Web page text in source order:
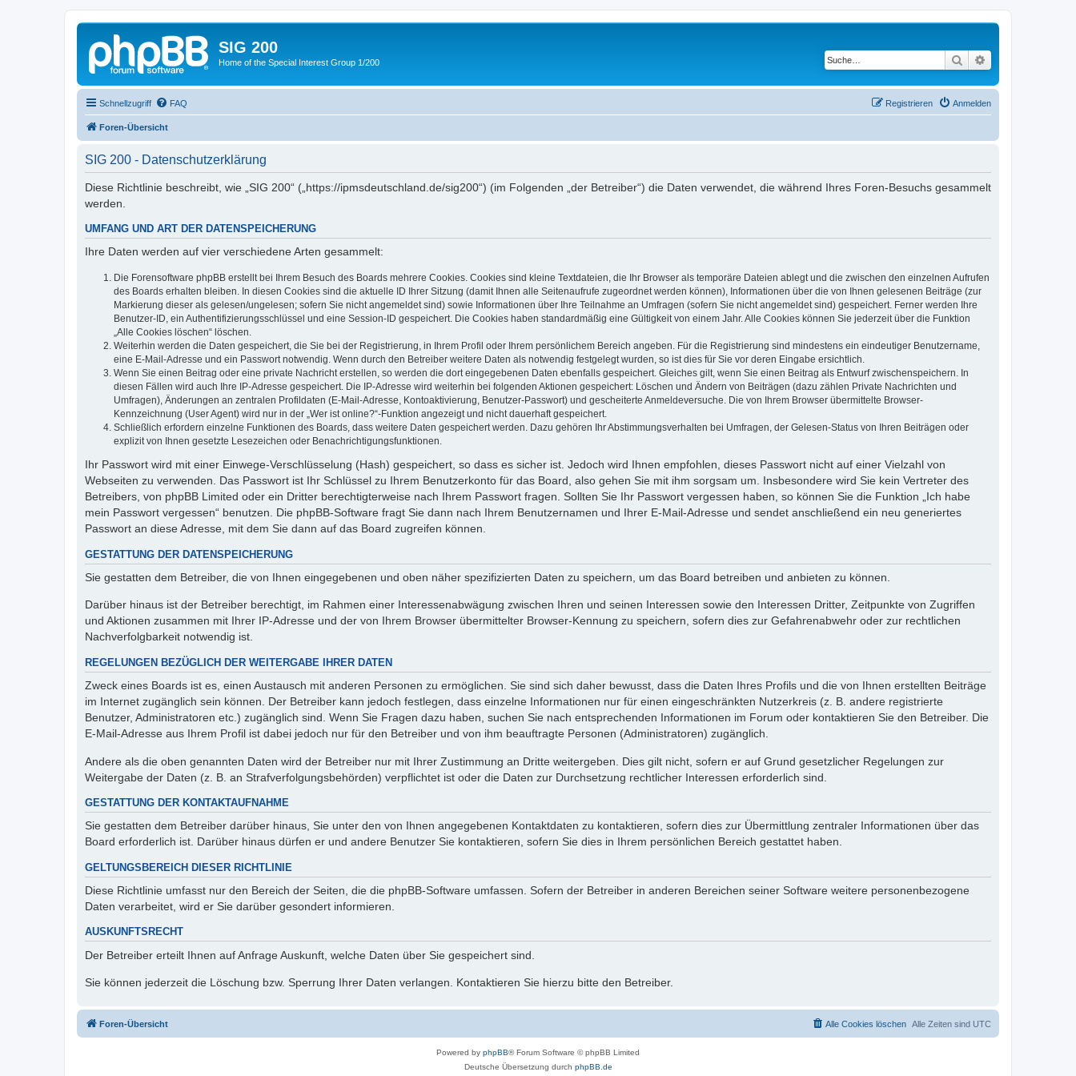
SIG 200
Home of the Special Interest Group 1/200 Suche
Schnellzugriff FAQ Anmelden
Registrieren
Foren-Übersicht
SIG 200 - Datenschutzerklärung
Diese Richtlinie beschreibt, wie „SIG 200“ („https://ipmsdeutschland.de/sig200“) (im Folgenden „der Betreiber“) die Daten verwendet, die während Ihres Foren-Besuchs gesammelt
werden.
UMFANG UND ART DER DATENSPEICHERUNG
Ihre Daten werden auf vier verschiedene Arten gesammelt:
Die Forensoftware phpBB erstellt bei Ihrem Besuch des Boards mehrere Cookies. Cookies sind kleine Textdateien, die Ihr Browser als temporäre Dateien ablegt und die zwischen den einzelnen Aufrufen
des Boards erhalten bleiben. In diesen Cookies sind die aktuelle ID Ihrer Sitzung (damit Ihnen alle Seitenaufrufe zugeordnet werden können), Informationen über die von Ihnen gelesenen Beiträge (zur
Markierung dieser als gelesen/ungelesen; sofern Sie nicht angemeldet sind) sowie Informationen über Ihre Teilnahme an Umfragen (sofern Sie nicht angemeldet sind) gespeichert. Ferner werden Ihre
Benutzer-ID, ein Authentifizierungsschlüssel und eine Session-ID gespeichert. Die Cookies haben standardmäßig eine Gültigkeit von einem Jahr. Alle Cookies können Sie jederzeit über die Funktion
„Alle Cookies löschen“ löschen.
Weiterhin werden die Daten gespeichert, die Sie bei der Registrierung, in Ihrem Profil oder Ihrem persönlichem Bereich angeben. Für die Registrierung sind mindestens ein eindeutiger Benutzername,
eine E-Mail-Adresse und ein Passwort notwendig. Wenn durch den Betreiber weitere Daten als notwendig festgelegt wurden, so ist dies für Sie vor deren Eingabe ersichtlich.
Wenn Sie einen Beitrag oder eine private Nachricht erstellen, so werden die dort eingegebenen Daten ebenfalls gespeichert. Gleiches gilt, wenn Sie einen Beitrag als Entwurf zwischenspeichern. In
diesen Fällen wird auch Ihre IP-Adresse gespeichert. Die IP-Adresse wird weiterhin bei folgenden Aktionen gespeichert: Löschen und Ändern von Beiträgen (dazu zählen Private Nachrichten und
Umfragen), Änderungen an zentralen Profildaten (E-Mail-Adresse, Kontoaktivierung, Benutzer-Passwort) und gescheiterte Anmeldeversuche. Die von Ihrem Browser übermittelte Browser-
Kennzeichnung (User Agent) wird nur in der „Wer ist online?“-Funktion angezeigt und nicht dauerhaft gespeichert.
Schließlich erfordern einzelne Funktionen des Boards, dass weitere Daten gespeichert werden. Dazu gehören Ihr Abstimmungsverhalten bei Umfragen, der Gelesen-Status von Ihren Beiträgen oder
explizit von Ihnen gesetzte Lesezeichen oder Benachrichtigungsfunktionen.
Ihr Passwort wird mit einer Einwege-Verschlüsselung (Hash) gespeichert, so dass es sicher ist. Jedoch wird Ihnen empfohlen, dieses Passwort nicht auf einer Vielzahl von
Webseiten zu verwenden. Das Passwort ist Ihr Schlüssel zu Ihrem Benutzerkonto für das Board, also gehen Sie mit ihm sorgsam um. Insbesondere wird Sie kein Vertreter des
Betreibers, von phpBB Limited oder ein Dritter berechtigterweise nach Ihrem Passwort fragen. Sollten Sie Ihr Passwort vergessen haben, so können Sie die Funktion „Ich habe
mein Passwort vergessen“ benutzen. Die phpBB-Software fragt Sie dann nach Ihrem Benutzernamen und Ihrer E-Mail-Adresse und sendet anschließend ein neu generiertes
Passwort an diese Adresse, mit dem Sie dann auf das Board zugreifen können.
GESTATTUNG DER DATENSPEICHERUNG
Sie gestatten dem Betreiber, die von Ihnen eingegebenen und oben näher spezifizierten Daten zu speichern, um das Board betreiben und anbieten zu können.
Darüber hinaus ist der Betreiber berechtigt, im Rahmen einer Interessenabwägung zwischen Ihren und seinen Interessen sowie den Interessen Dritter, Zeitpunkte von Zugriffen
und Aktionen zusammen mit Ihrer IP-Adresse und der von Ihrem Browser übermittelter Browser-Kennung zu speichern, sofern dies zur Gefahrenabwehr oder zur rechtlichen
Nachverfolgbarkeit notwendig ist.
REGELUNGEN BEZÜGLICH DER WEITERGABE IHRER DATEN
Zweck eines Boards ist es, einen Austausch mit anderen Personen zu ermöglichen. Sie sind sich daher bewusst, dass die Daten Ihres Profils und die von Ihnen erstellten Beiträge
im Internet zugänglich sein können. Der Betreiber kann jedoch festlegen, dass einzelne Informationen nur für einen eingeschränkten Nutzerkreis (z. B. andere registrierte
Benutzer, Administratoren etc.) zugänglich sind. Wenn Sie Fragen dazu haben, suchen Sie nach entsprechenden Informationen im Forum oder kontaktieren Sie den Betreiber. Die
E-Mail-Adresse aus Ihrem Profil ist dabei jedoch nur für den Betreiber und von ihm beauftragte Personen (Administratoren) zugänglich.
Andere als die oben genannten Daten wird der Betreiber nur mit Ihrer Zustimmung an Dritte weitergeben. Dies gilt nicht, sofern er auf Grund gesetzlicher Regelungen zur
Weitergabe der Daten (z. B. an Strafverfolgungsbehörden) verpflichtet ist oder die Daten zur Durchsetzung rechtlicher Interessen erforderlich sind.
GESTATTUNG DER KONTAKTAUFNAHME
Sie gestatten dem Betreiber darüber hinaus, Sie unter den von Ihnen angegebenen Kontaktdaten zu kontaktieren, sofern dies zur Übermittlung zentraler Informationen über das
Board erforderlich ist. Darüber hinaus dürfen er und andere Benutzer Sie kontaktieren, sofern Sie dies in Ihrem persönlichen Bereich gestattet haben.
GELTUNGSBEREICH DIESER RICHTLINIE
Diese Richtlinie umfasst nur den Bereich der Seiten, die die phpBB-Software umfassen. Sofern der Betreiber in anderen Bereichen seiner Software weitere personenbezogene
Daten verarbeitet, wird er Sie darüber gesondert informieren.
AUSKUNFTSRECHT
Der Betreiber erteilt Ihnen auf Anfrage Auskunft, welche Daten über Sie gespeichert sind.
Sie können jederzeit die Löschung bzw. Sperrung Ihrer Daten verlangen. Kontaktieren Sie hierzu bitte den Betreiber.
Foren-Übersicht Alle Zeiten sind UTC
Alle Cookies löschen
Powered by phpBB® Forum Software © phpBB Limited
Deutsche Übersetzung durch phpBB.de